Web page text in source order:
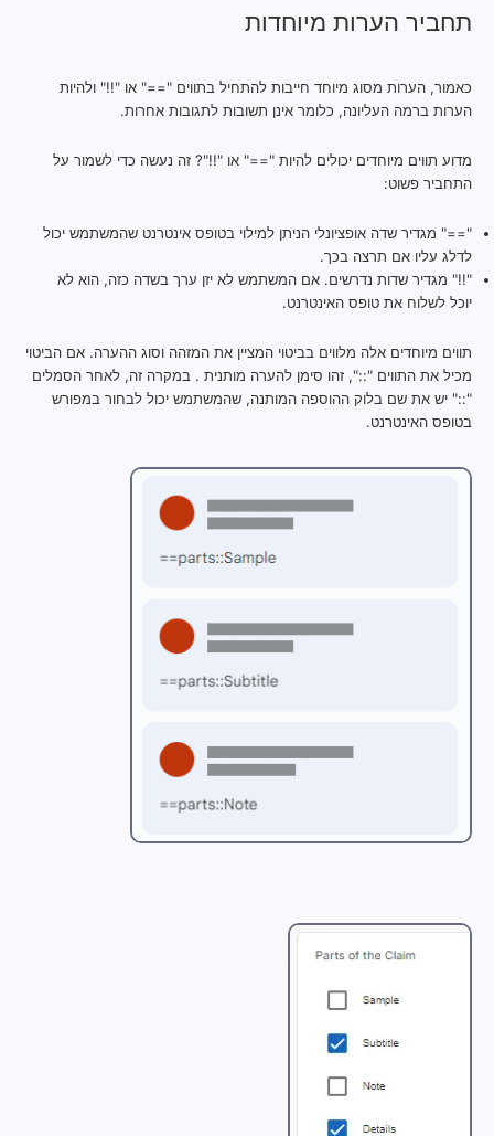
תחביר הערות מיוחדות
כאמור, הערות מסוג מיוחד חייבות להתחיל בתווים "==" או "!!" ולהיות
הערות ברמה העליונה, כלומר אינן תשובות לתגובות אחרות.
מדוע תווים מיוחדים יכולים להיות "==" או "!!"? זה נעשה כדי לשמור על
התחביר פשוט:
"==" מגדיר שדה אופציונלי הניתן למילוי בטופס אינטרנט שהמשתמש יכול
לדלג עליו אם תרצה בכך.
"!!" מגדיר שדות נדרשים. אם המשתמש לא יזן ערך בשדה כזה, הוא לא
יוכל לשלוח את טופס האינטרנט.
תווים מיוחדים אלה מלווים בביטוי המציין את המזהה וסוג ההערה. אם הביטוי
מכיל את התווים "::", זהו סימן להערה מותנית . במקרה זה, לאחר הסמלים
"::" יש את שם בלוק ההוספה המותנה, שהמשתמש יכול לבחור במפורש
בטופס האינטרנט.